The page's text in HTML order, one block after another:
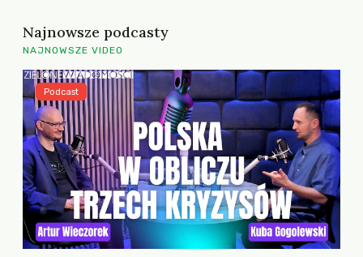
Najnowsze podcasty
NAJNOWSZE VIDEO
Podcast